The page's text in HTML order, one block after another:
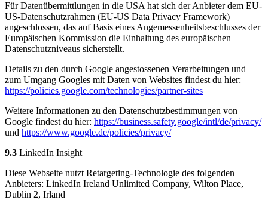
Für Datenübermittlungen in die USA hat sich der Anbieter dem EU-
US-Datenschutzrahmen (EU-US Data Privacy Framework)
angeschlossen, das auf Basis eines Angemessenheitsbeschlusses der
Europäischen Kommission die Einhaltung des europäischen
Datenschutzniveaus sicherstellt.
Details zu den durch Google angestossenen Verarbeitungen und
zum Umgang Googles mit Daten von Websites findest du hier:
https://policies.google.com/technologies/partner-sites
Weitere Informationen zu den Datenschutzbestimmungen von
Google findest du hier: https://business.safety.google/intl/de/privacy/
und https://www.google.de/policies/privacy/
9.3 LinkedIn Insight
Diese Webseite nutzt Retargeting-Technologie des folgenden
Anbieters: LinkedIn Ireland Unlimited Company, Wilton Place,
Dublin 2, Irland